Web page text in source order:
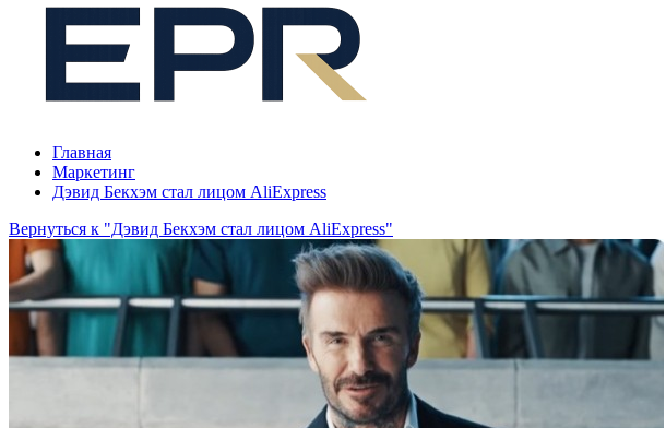
Главная
Маркетинг
Дэвид Бекхэм стал лицом AliExpress
Вернуться к "Дэвид Бекхэм стал лицом AliExpress"